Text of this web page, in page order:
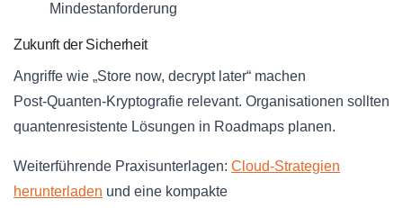
Mindestanforderung
Zukunft der Sicherheit
Angriffe wie „Store now, decrypt later“ machen
Post‑Quanten‑Kryptografie relevant. Organisationen sollten
quantenresistente Lösungen in Roadmaps planen.
Weiterführende Praxisunterlagen: Cloud‑Strategien
herunterladen und eine kompakte